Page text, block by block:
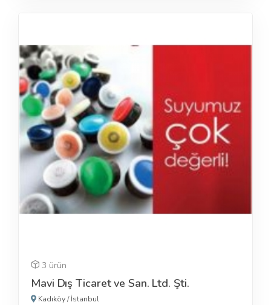
3 ürün
Mavi Dış Ticaret ve San. Ltd. Şti.
Kadıköy/İstanbul